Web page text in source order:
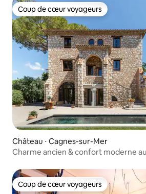
Coup de cœur voyageurs
Coup de cœur voyageurs
Château ⋅ Cagnes-sur-Mer
Charme ancien & confort moderne
Coup de cœur voyageurs
Coup de cœur voyageurs